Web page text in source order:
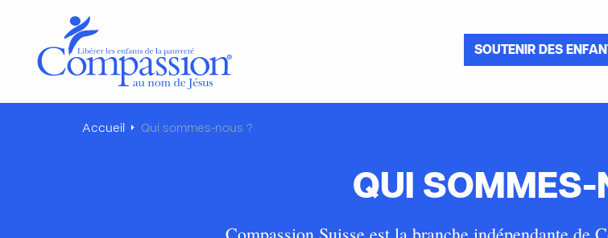
SOUTENIR DES
Accueil Qui sommes-nous ?
QUI SOMMES-